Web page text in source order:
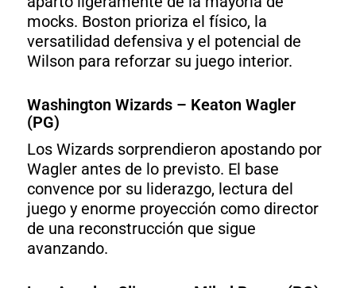
mocks. Boston prioriza el físico, la
versatilidad defensiva y el potencial de
Wilson para reforzar su juego interior.
Washington Wizards – Keaton Wagler
(PG)
Los Wizards sorprendieron apostando por
Wagler antes de lo previsto. El base
convence por su liderazgo, lectura del
juego y enorme proyección como director
de una reconstrucción que sigue
avanzando.